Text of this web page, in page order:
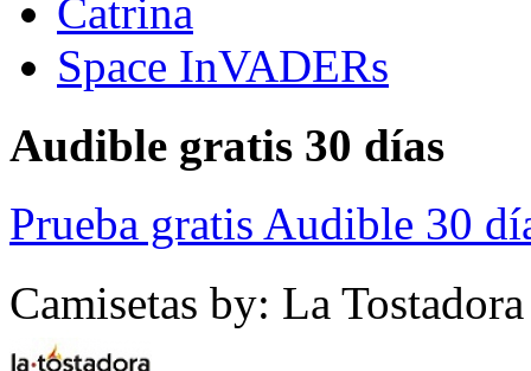
Catrina
Space InVADERs
Audible gratis 30 días
Prueba gratis Audible 30
Camisetas by: La Tostadora